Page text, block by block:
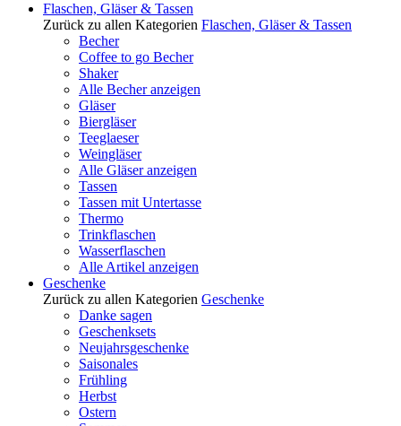
Flaschen, Gläser & Tassen
Zurück zu allen Kategorien Flaschen, Gläser & Tassen
Becher
Coffee to go Becher
Shaker
Alle Becher anzeigen
Gläser
Biergläser
Teeglaeser
Weingläser
Alle Gläser anzeigen
Tassen
Tassen mit Untertasse
Thermo
Trinkflaschen
Wasserflaschen
Alle Artikel anzeigen
Geschenke
Zurück zu allen Kategorien Geschenke
Danke sagen
Geschenksets
Neujahrsgeschenke
Saisonales
Frühling
Herbst
Ostern